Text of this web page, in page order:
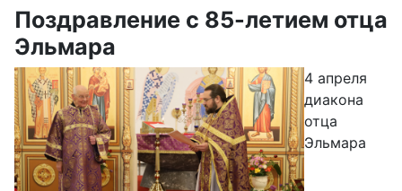
Поздравление с 85-летием отца
Эльмара
4 апреля
диакона
отца
Эльмара